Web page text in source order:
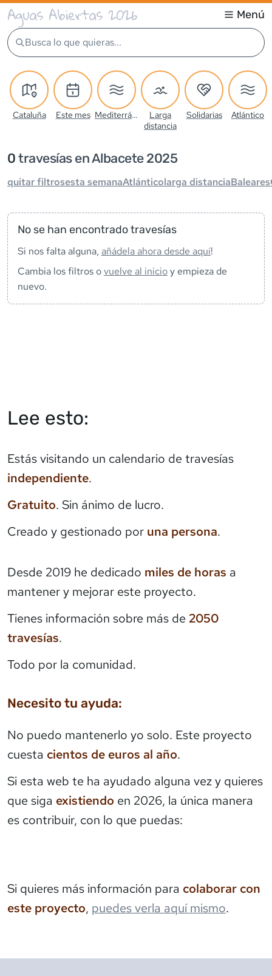
Aguas Abiertas 2026 Menú
Busca lo que quieras...
Cataluña Este mes Mediterráneo
Larga
distancia
Solidarias Atlántico
0 travesías en Albacete 2025
quitar filtrosesta semanaAtlánticolarga distanciaBaleares
No se han encontrado travesías
Si nos falta alguna, añádela ahora desde aquí!
Cambia los filtros ovuelve al inicioy empieza de
nuevo.
Lee esto:
Estás visitando un calendario de travesías
independiente.
Gratuito. Sin ánimo de lucro.
Creado y gestionado por una persona.
Desde 2019 he dedicado miles de horas a
mantener y mejorar este proyecto.
Tienes información sobre más de 2050
travesías.
Todo por la comunidad.
Necesito tu ayuda:
No puedo mantenerlo yo solo. Este proyecto
cuesta cientos de euros al año.
Si esta web te ha ayudado alguna vez y quieres
que siga existiendo en 2026, la única manera
es contribuir, con lo que puedas:
Si quieres más información para colaborar con
este proyecto, puedes verla aquí mismo.